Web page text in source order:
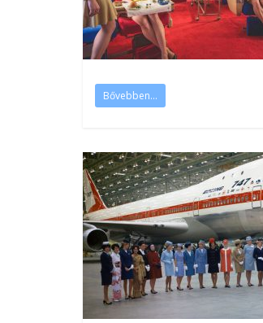
Bővebben...